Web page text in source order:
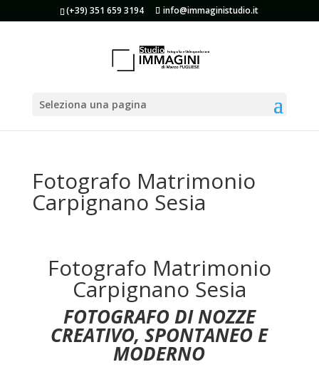
(+39) 351 659 3194 info@immaginistudio.it
Seleziona una pagina
Fotografo Matrimonio
Carpignano Sesia
Fotografo Matrimonio
Carpignano Sesia
FOTOGRAFO DI NOZZE
CREATIVO, SPONTANEO E
MODERNO